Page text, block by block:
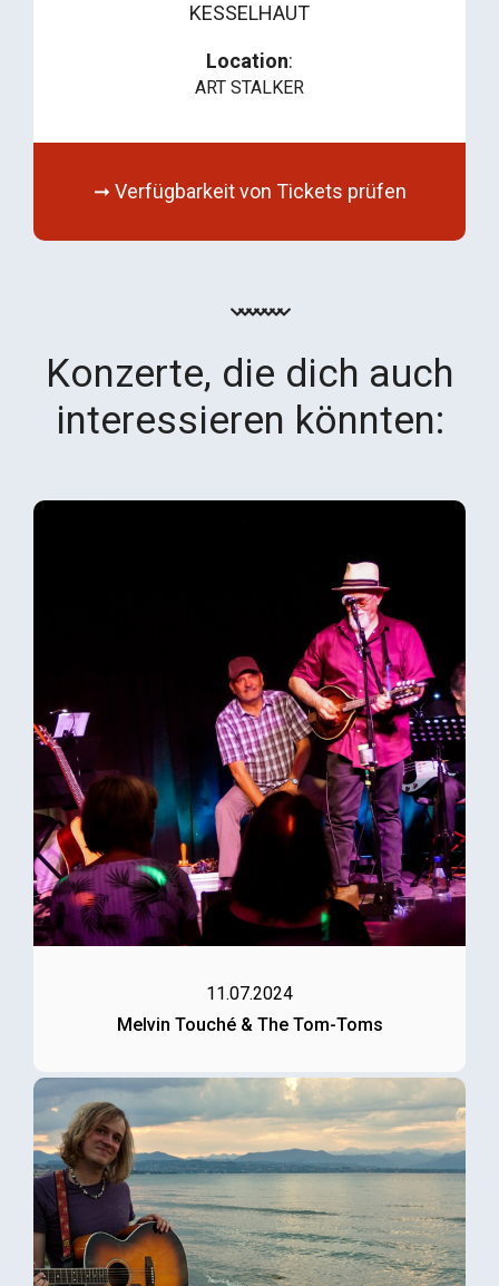
KESSELHAUT
Location:
ART STALKER
➞ Verfügbarkeit von Tickets prüfen
Konzerte, die dich auch
interessieren könnten:
11.07.2024
Melvin Touché & The Tom-Toms